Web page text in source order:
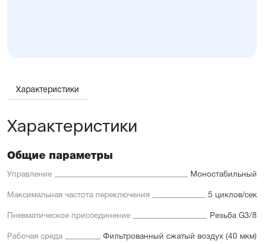
Характеристики
Характеристики
Общие параметры
Управление Моностабильный
Максимальная частота переключения 5 циклов/сек
Пневматическое присоединение Резьба G3/8
Рабочая среда Фильтрованный сжатый воздух (40 мкм)